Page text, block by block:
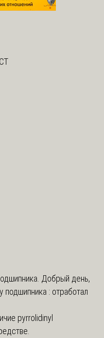
Добрый день,
подшипника : отработал
pyrrolidinyl